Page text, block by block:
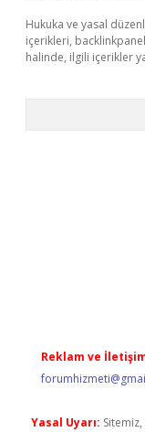
Hukuka ve yasal
içerikleri,
halinde, ilgili içerikler
Reklam ve
Yasal Uyarı: